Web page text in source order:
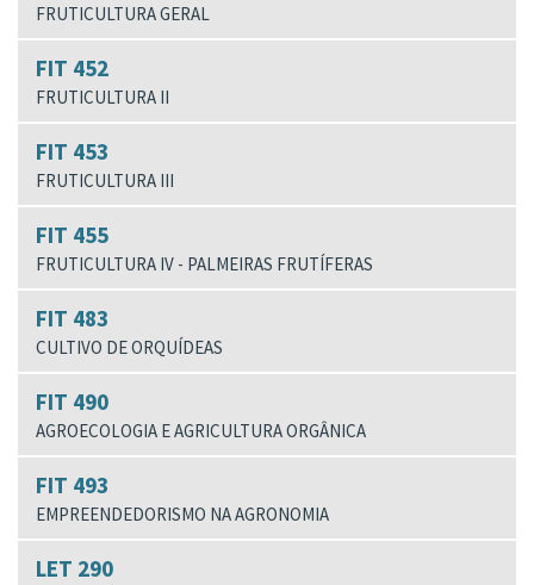
FRUTICULTURA GERAL
FIT 452
FRUTICULTURA II
FIT 453
FRUTICULTURA III
FIT 455
FRUTICULTURA IV - PALMEIRAS FRUTÍFERAS
FIT 483
CULTIVO DE ORQUÍDEAS
FIT 490
AGROECOLOGIA E AGRICULTURA ORGÂNICA
FIT 493
EMPREENDEDORISMO NA AGRONOMIA
LET 290